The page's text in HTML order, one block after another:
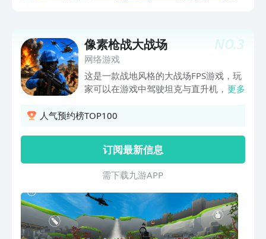
CS、参加各种比赛等，提升保安实力。5.
进行挑战挑战：可以挑战其他公司，挑战
胜利获得丰厚奖励，让你的公司在市场中
脱颖而出。6.安排考核：安排保安参加考
安等级后可以赚取更多钞票收入。
NO.3
像素枪战大战场
网络游戏
这是一款战地风格的大战场FPS游戏，玩
家可以在游戏中驾驶坦克与直升机，体验
种武器与配件可以选择，搭配出自己喜欢
地图可以选择，体验不同的地图特色。
更多
人气预约榜TOP100
订阅最新信息
需 下 载 九 游 A P P